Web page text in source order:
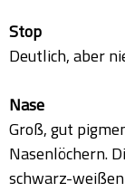
Stop
Deutlich, aber
Nase
Groß, gut
Nasenlöchern.
schwarz-